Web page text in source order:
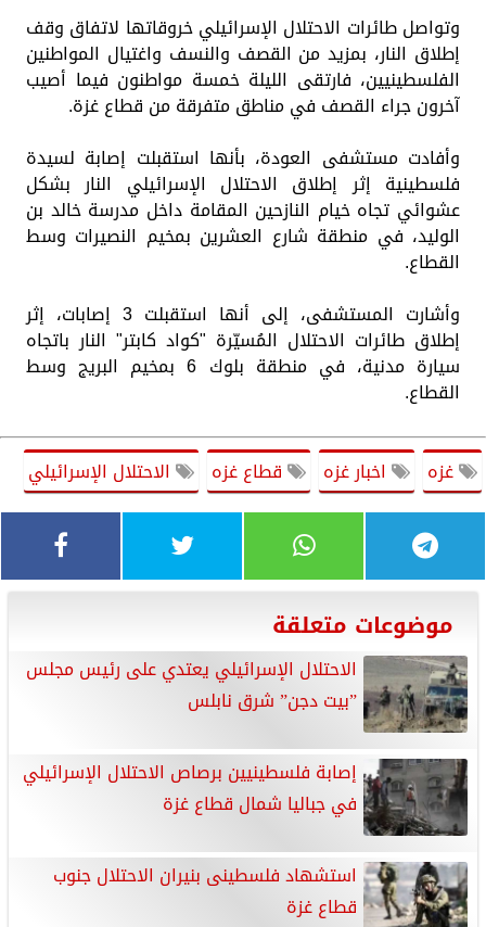
وتواصل طائرات الاحتلال الإسرائيلي خروقاتها لاتفاق وقف
إطلاق النار، بمزيد من القصف والنسف واغتيال المواطنين
الفلسطينيين، فارتقى الليلة خمسة مواطنون فيما أصيب
آخرون جراء القصف في مناطق متفرقة من قطاع غزة.
وأفادت مستشفى العودة، بأنها استقبلت إصابة لسيدة
فلسطينية إثر إطلاق الاحتلال الإسرائيلي النار بشكل
عشوائي تجاه خيام النازحين المقامة داخل مدرسة خالد بن
الوليد، في منطقة شارع العشرين بمخيم النصيرات وسط
القطاع.
وأشارت المستشفى، إلى أنها استقبلت 3 إصابات، إثر
إطلاق طائرات الاحتلال المُسيّرة "كواد كابتر" النار باتجاه
سيارة مدنية، في منطقة بلوك 6 بمخيم البريج وسط
القطاع.
غزه اخبار غزه قطاع غزه الاحتلال الإسرائيلي
موضوعات متعلقة
الاحتلال الإسرائيلي يعتدي على رئيس مجلس
”بيت دجن” شرق نابلس
إصابة فلسطينيين برصاص الاحتلال الإسرائيلي
في جباليا شمال قطاع غزة
استشهاد فلسطينى بنيران الاحتلال جنوب
قطاع غزة